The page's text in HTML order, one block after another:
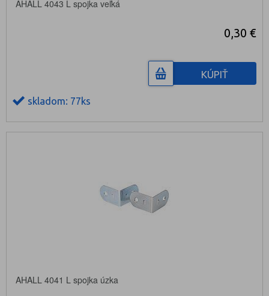
AHALL 4043 L spojka veľká
0,30 €
KÚPIŤ
skladom: 77ks
AHALL 4041 L spojka úzka